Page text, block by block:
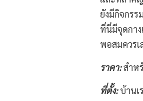
ยังมีกิจกรร
ที่นี่มีจุดกา
พอสมควรเ
ราคา:สำห
ที่ตั้ง:บ้านเ